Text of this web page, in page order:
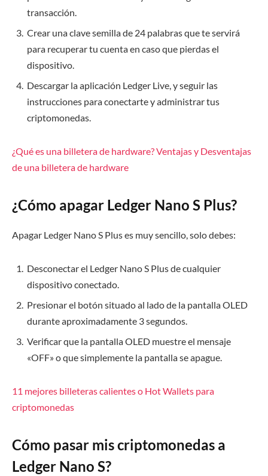
transacción.
Crear una clave semilla de 24 palabras que te servirá
para recuperar tu cuenta en caso que pierdas el
dispositivo.
Descargar la aplicación Ledger Live, y seguir las
instrucciones para conectarte y administrar tus
criptomonedas.
¿Qué es una billetera de hardware? Ventajas y Desventajas
de una billetera de hardware
¿Cómo apagar Ledger Nano S Plus?
Apagar Ledger Nano S Plus es muy sencillo, solo debes:
Desconectar el Ledger Nano S Plus de cualquier
dispositivo conectado.
Presionar el botón situado al lado de la pantalla OLED
durante aproximadamente 3 segundos.
Verificar que la pantalla OLED muestre el mensaje
«OFF» o que simplemente la pantalla se apague.
11 mejores billeteras calientes o Hot Wallets para
criptomonedas
Cómo pasar mis criptomonedas a
Ledger Nano S?